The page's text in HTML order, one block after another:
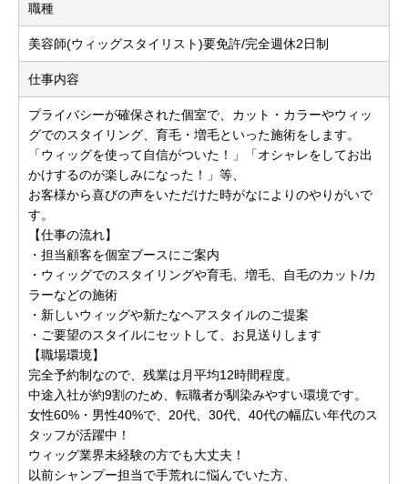
職種
美容師(ウィッグスタイリスト)要免許/完全週休2日制
仕事内容
プライバシーが確保された個室で、カット・カラーやウィッ
グでのスタイリング、育毛・増毛といった施術をします。
「ウィッグを使って自信がついた！」「オシャレをしてお出
かけするのが楽しみになった！」等、
お客様から喜びの声をいただけた時がなによりのやりがいで
す。
【仕事の流れ】
・担当顧客を個室ブースにご案内
・ウィッグでのスタイリングや育毛、増毛、自毛のカット/カ
ラーなどの施術
・新しいウィッグや新たなヘアスタイルのご提案
・ご要望のスタイルにセットして、お見送りします
【職場環境】
完全予約制なので、残業は月平均12時間程度。
中途入社が約9割のため、転職者が馴染みやすい環境です。
女性60%・男性40%で、20代、30代、40代の幅広い年代のス
タッフが活躍中！
ウィッグ業界未経験の方でも大丈夫！
以前シャンプー担当で手荒れに悩んでいた方、